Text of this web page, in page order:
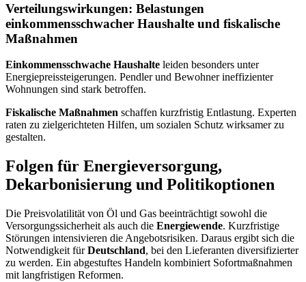
Verteilungswirkungen: Belastungen
einkommensschwacher Haushalte und fiskalische
Maßnahmen
Einkommensschwache Haushalte leiden besonders unter
Energiepreissteigerungen. Pendler und Bewohner ineffizienter
Wohnungen sind stark betroffen.
Fiskalische Maßnahmen schaffen kurzfristig Entlastung. Experten
raten zu zielgerichteten Hilfen, um sozialen Schutz wirksamer zu
gestalten.
Folgen für Energieversorgung,
Dekarbonisierung und Politikoptionen
Die Preisvolatilität von Öl und Gas beeinträchtigt sowohl die
Versorgungssicherheit als auch die Energiewende. Kurzfristige
Störungen intensivieren die Angebotsrisiken. Daraus ergibt sich die
Notwendigkeit fürDeutschland, bei den Lieferanten diversifizierter
zu werden. Ein abgestuftes Handeln kombiniert Sofortmaßnahmen
mit langfristigen Reformen.